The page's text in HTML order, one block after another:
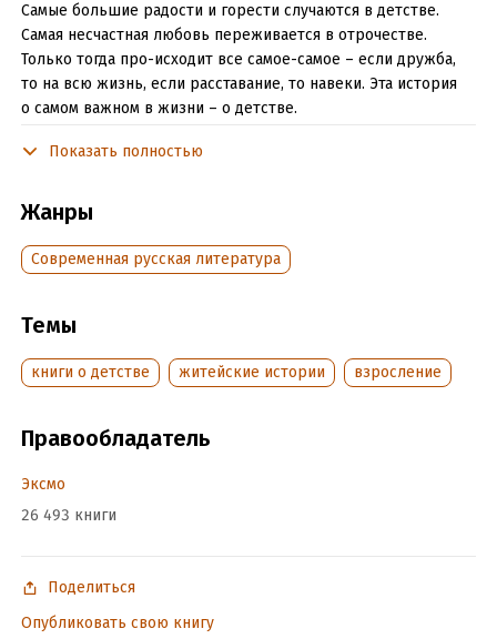
Самые большие радости и горести случаются в детстве.
Самая несчастная любовь переживается в отрочестве.
Только тогда про-исходит все самое-самое – если дружба,
то на всю жизнь, если расставание, то навеки. Эта история
о самом важном в жизни – о детстве.
Маша Трауб
Подробная информация
Дата написания:1 января 2015
ISBN (EAN):
Время на чтение: 6 ч.
Показать полностью
Жанры
Современная русская литература
Темы
книги о детстве житейские истории взросление
Правообладатель
Эксмо
26 493 книги
Поделиться
Опубликовать свою книгу